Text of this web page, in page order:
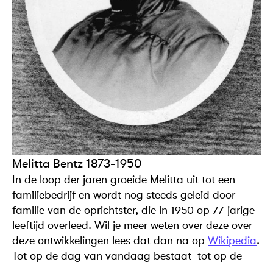
Melitta Bentz 1873-1950
In de loop der jaren groeide Melitta uit tot een
familiebedrijf en wordt nog steeds geleid door
familie van de oprichtster, die in 1950 op 77-jarige
leeftijd overleed. Wil je meer weten over deze over
deze ontwikkelingen lees dat dan na op Wikipedia.
Tot op de dag van vandaag bestaat tot op de